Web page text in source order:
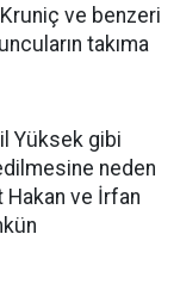
ve benzeri
takıma
Yüksek gibi
neden
Hakan ve İrfan